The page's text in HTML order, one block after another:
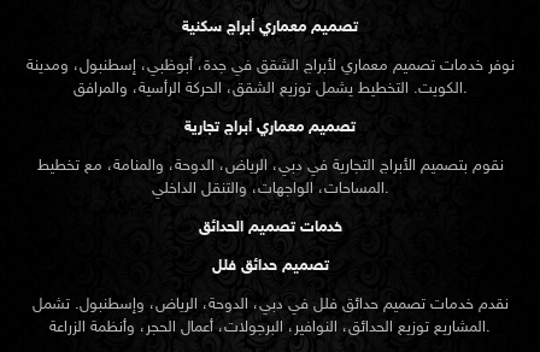
تصميم معماري أبراج سكنية
نوفر خدمات تصميم معماري لأبراج الشقق في جدة، أبوظبي، إسطنبول، ومدينة
الكويت. التخطيط يشمل توزيع الشقق، الحركة الرأسية، والمرافق.
تصميم معماري أبراج تجارية
نقوم بتصميم الأبراج التجارية في دبي، الرياض، الدوحة، والمنامة، مع تخطيط
المساحات، الواجهات، والتنقل الداخلي.
خدمات تصميم الحدائق
تصميم حدائق فلل
نقدم خدماتتصميم حدائق فلل في دبي، الدوحة، الرياض، وإسطنبول. تشمل
المشاريع توزيع الحدائق، النوافير، البرجولات، أعمال الحجر، وأنظمة الزراعة.